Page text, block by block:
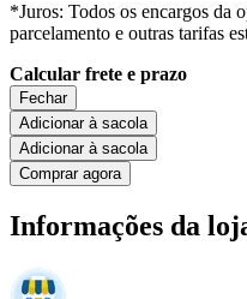
*Juros: Todos os encargos da
parcelamento e outras tarifas
Calcular frete e prazo
Fechar
Adicionar à sacola
Adicionar à sacola
Comprar agora
Informações da